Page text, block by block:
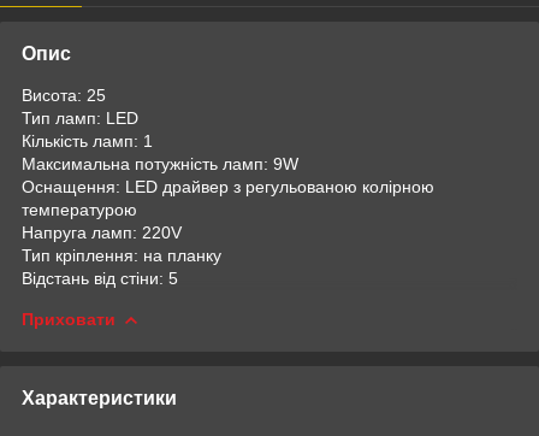
Опис
Висота: 25
Тип ламп: LED
Кількість ламп: 1
Максимальна потужність ламп: 9W
Оснащення: LED драйвер з регульованою колірною
температурою
Напруга ламп: 220V
Тип кріплення: на планку
Відстань від стіни: 5
Приховати
Характеристики